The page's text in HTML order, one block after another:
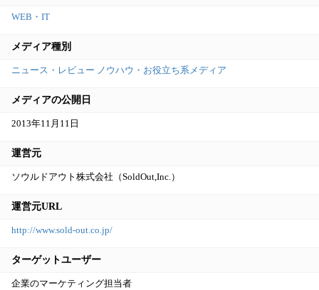
おり、そちらのメディアの方がアクセス等も多いため、
トが用意されていない等、少しもったいないかもしれませんね。
WEB・IT
メディア種別
ニュース・レビュー ノウハウ・お役立ち系メディア
メディアの公開日
2013年11月11日
運営元
ソウルドアウト株式会社（SoldOut,Inc.）
運営元URL
http://www.sold-out.co.jp/
ターゲットユーザー
企業のマーケティング担当者